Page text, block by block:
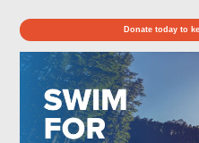
Donate today to